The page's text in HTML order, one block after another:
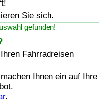
Sie sich.
gefunden!
Fahrradreisen
Ihnen ein auf Ihre
.